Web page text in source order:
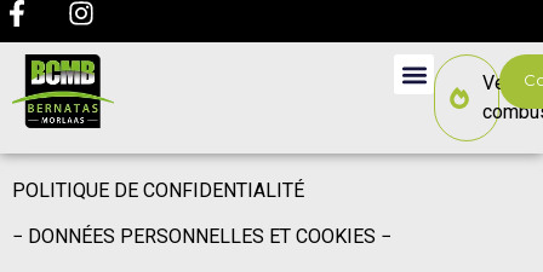
Vente
POLITIQUE DE CONFIDENTIALITÉ
− DONNÉES PERSONNELLES ET COOKIES −